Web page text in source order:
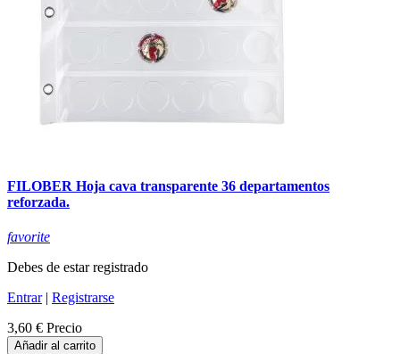
FILOBER Hoja cava transparente 36 departamentos
reforzada.
favorite
Debes de estar registrado
Entrar| Registrarse
3,60 € Precio
Añadir al carrito